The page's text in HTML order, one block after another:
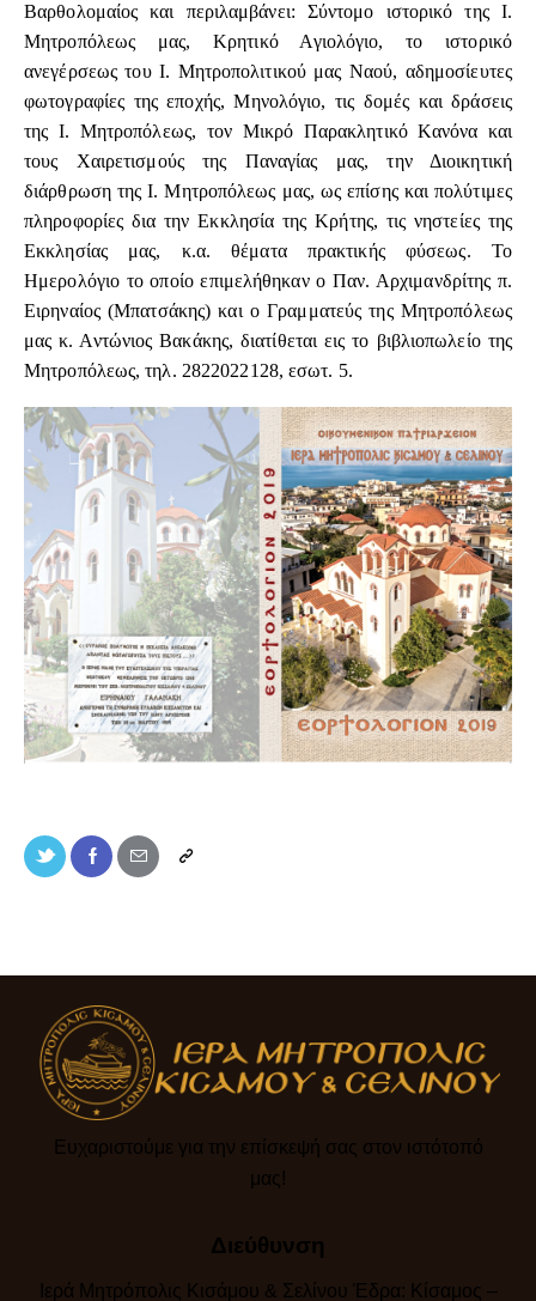
Βαρθολομαίος και περιλαμβάνει: Σύντομο ιστορικό της Ι.
Μητροπόλεως μας, Κρητικό Αγιολόγιο, το ιστορικό
ανεγέρσεως του Ι. Μητροπολιτικού μας Ναού, αδημοσίευτες
φωτογραφίες της εποχής, Μηνολόγιο, τις δομές και δράσεις
της Ι. Μητροπόλεως, τον Μικρό Παρακλητικό Κανόνα και
τους Χαιρετισμούς της Παναγίας μας, την Διοικητική
διάρθρωση της Ι. Μητροπόλεως μας, ως επίσης και πολύτιμες
πληροφορίες δια την Εκκλησία της Κρήτης, τις νηστείες της
Εκκλησίας μας, κ.α. θέματα πρακτικής φύσεως. Το
Ημερολόγιο το οποίο επιμελήθηκαν ο Παν. Αρχιμανδρίτης π.
Ειρηναίος (Μπατσάκης) και ο Γραμματεύς της Μητροπόλεως
μας κ. Αντώνιος Βακάκης, διατίθεται εις το βιβλιοπωλείο της
Μητροπόλεως, τηλ. 2822022128, εσωτ. 5.
Ευχαριστούμε για την επίσκεψή σας στον ιστότοπό
μας!​
Διεύθυνση
Ιερά Μητρόπολις Κισάμου & Σελίνου Έδρα: Κίσαμος –